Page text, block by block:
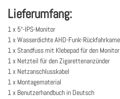
Lieferumfang:
1 x 5“-IPS-Monitor
1 x Wasserdichte AHD-Funk-
1 x Standfuss mit Klebepad für den Monitor
1 x Netzteil für den Zigarettenanzünder
1 x Netzanschlusskabel
1 x Montagematerial
1 x Benutzerhandbuch in Deutsch